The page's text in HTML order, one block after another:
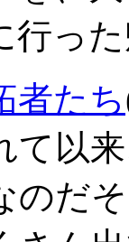
行っ
者たち
て以
のだ